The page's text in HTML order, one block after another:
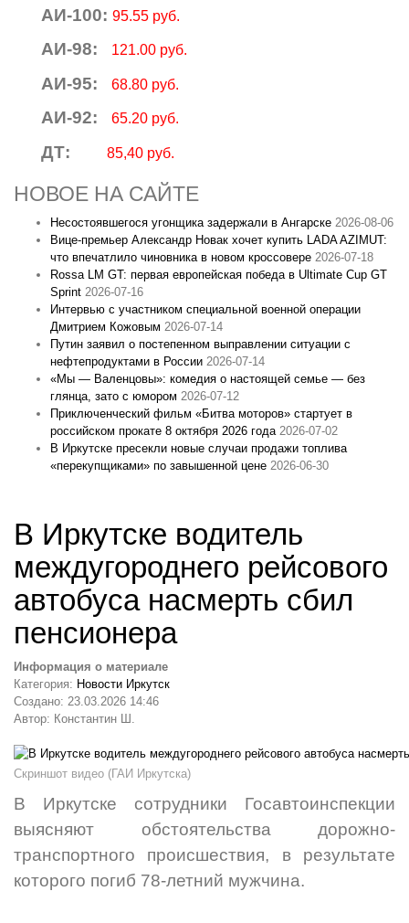
АИ-100: 95.55 руб.
АИ-98: 121.00 руб.
АИ-95: 68.80 руб.
АИ-92: 65.20 руб.
ДТ: 85,40 руб.
НОВОЕ НА САЙТЕ
Несостоявшегося угонщика задержали в Ангарске 2026-08-06
Вице‑премьер Александр Новак хочет купить LADA AZIMUT:
что впечатлило чиновника в новом кроссовере 2026-07-18
Rossa LM GT: первая европейская победа в Ultimate Cup GT
Sprint 2026-07-16
Интервью с участником специальной военной операции
Дмитрием Кожовым 2026-07-14
Путин заявил о постепенном выправлении ситуации с
нефтепродуктами в России 2026-07-14
«Мы — Валенцовы»: комедия о настоящей семье — без
глянца, зато с юмором 2026-07-12
Приключенческий фильм «Битва моторов» стартует в
российском прокате 8 октября 2026 года 2026-07-02
В Иркутске пресекли новые случаи продажи топлива
«перекупщиками» по завышенной цене 2026-06-30
В Иркутске водитель
междугороднего рейсового
автобуса насмерть сбил
пенсионера
Информация о материале
Категория: Новости Иркутск
Создано: 23.03.2026 14:46
Автор: Константин Ш.
Скриншот видео (ГАИ Иркутска)
В Иркутске сотрудники Госавтоинспекции
выясняют обстоятельства дорожно-
транспортного происшествия, в результате
которого погиб 78-летний мужчина.